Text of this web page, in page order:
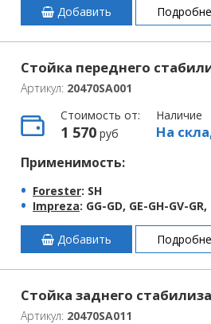
Добавить
Стойка переднего
Артикул: 20470SA001
Стоимость от:
1 570руб
Наличие
На
Применимость:
Forester: SH
Impreza: GG-GD, GE-GH-GV-GR,
Добавить
Стойка заднего
Артикул: 20470SA011